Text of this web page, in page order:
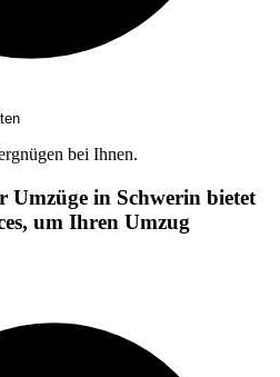
bei Ihnen.
Umzüge in Schwerin bietet
um Ihren Umzug